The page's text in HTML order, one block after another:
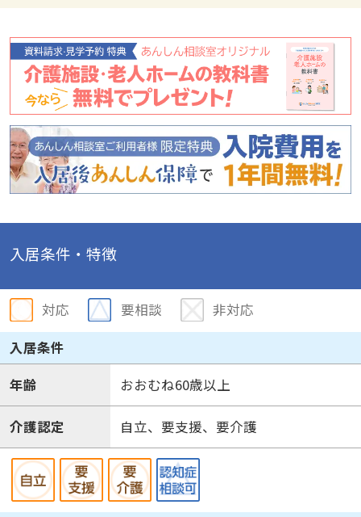
入居条件・特徴
対応 要相談
非対応
入居条件
年齢
おおむね60歳以上
介護認定 自立、要支援、要介護